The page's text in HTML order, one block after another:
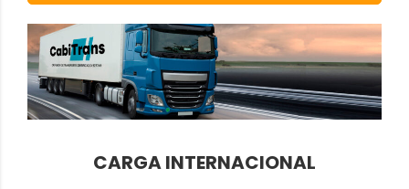
CARGA INTERNACIONAL